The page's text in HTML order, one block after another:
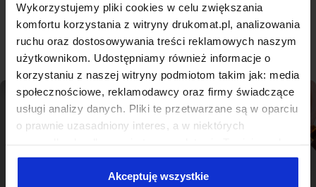
Wykorzystujemy pliki cookies w celu zwiększania
komfortu korzystania z witryny drukomat.pl, analizowania
ruchu oraz dostosowywania treści reklamowych naszym
użytkownikom. Udostępniamy również informacje o
korzystaniu z naszej witryny podmiotom takim jak: media
społecznościowe, reklamodawcy oraz firmy świadczące
usługi analizy danych. Pliki te przetwarzane są w oparciu
o prawnie uzasadniony interes, a w niektórych
Niektóre z plików cookies dostarczane i przetwarzane są
przez naszych zewnętrznych partnerów, z których listą
Akceptuję wszystkie
Sprawdź produkty